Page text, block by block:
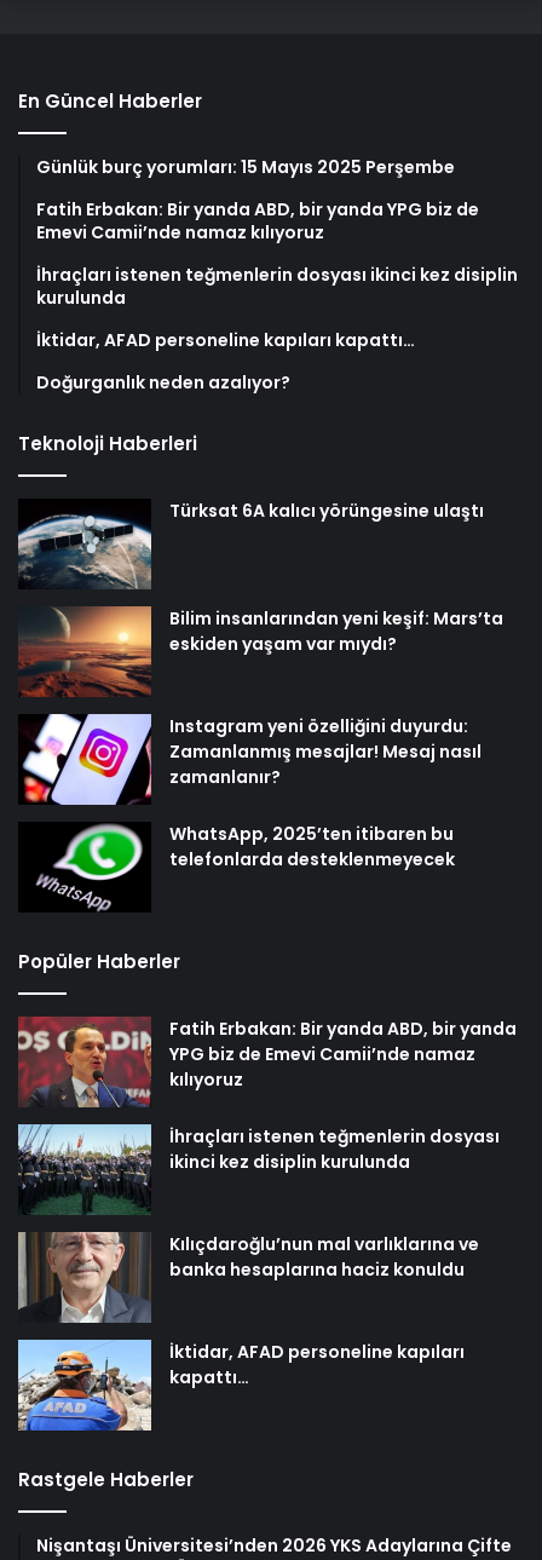
En Güncel Haberler
Günlük burç yorumları: 15 Mayıs 2025 Perşembe
Fatih Erbakan: Bir yanda ABD, bir yanda YPG biz de
Emevi Camii’nde namaz kılıyoruz
İhraçları istenen teğmenlerin dosyası ikinci kez disiplin
kurulunda
İktidar, AFAD personeline kapıları kapattı…
Doğurganlık neden azalıyor?
Teknoloji Haberleri
Türksat 6A kalıcı yörüngesine ulaştı
Bilim insanlarından yeni keşif: Mars’ta
eskiden yaşam var mıydı?
Instagram yeni özelliğini duyurdu:
Zamanlanmış mesajlar! Mesaj nasıl
zamanlanır?
WhatsApp, 2025’ten itibaren bu
telefonlarda desteklenmeyecek
Popüler Haberler
Fatih Erbakan: Bir yanda ABD, bir yanda
YPG biz de Emevi Camii’nde namaz
kılıyoruz
İhraçları istenen teğmenlerin dosyası
ikinci kez disiplin kurulunda
Kılıçdaroğlu’nun mal varlıklarına ve
banka hesaplarına haciz konuldu
İktidar, AFAD personeline kapıları
kapattı…
Rastgele Haberler
Nişantaşı Üniversitesi’nden 2026 YKS Adaylarına Çifte